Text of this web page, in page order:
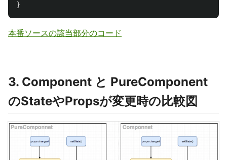
}
本番ソースの該当部分のコード
3. Component と PureComponent
のStateやPropsが変更時の比較図